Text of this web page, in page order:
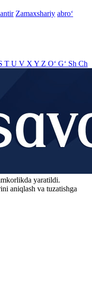
Zamaxshariy abro‘
T U V X Y Z O‘ G‘ Sh Ch
yaratildi.
aniqlash va tuzatishga